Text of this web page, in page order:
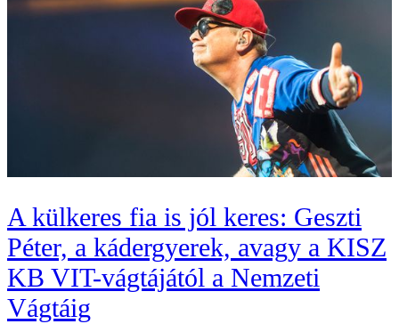
A külkeres fia is jól keres: Geszti
Péter, a kádergyerek, avagy a KISZ
KB VIT-vágtájától a Nemzeti
Vágtáig